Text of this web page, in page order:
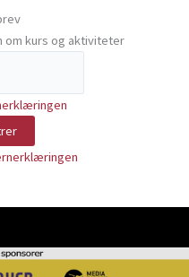
om kurs og aktiviteter